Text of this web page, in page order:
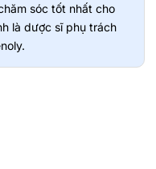
sóc tốt nhất cho
là dược sĩ phụ trách